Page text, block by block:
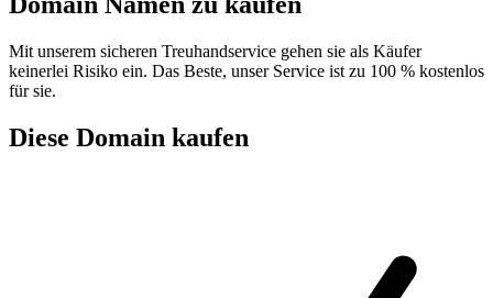
Mit unserem sicheren Treuhandservice gehen sie als Käufer
keinerlei Risiko ein. Das Beste, unser Service ist zu 100 % kostenlos
für sie.
Diese Domain kaufen